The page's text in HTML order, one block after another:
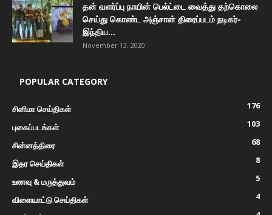
தன் வளர்ப்பு நாயின் பெல்ட்டை வைத்து தற்கொலை
செய்து கொண்ட அஞ்சான் திரைப்படம் நடிகர்-
இந்திய...
November 13, 2020
POPULAR CATEGORY
சினிமா செய்திகள்
176
புகைப்படங்கள்
103
சின்னத்திரை
68
இதர செய்திகள்
8
உணவு & மருத்துவம்
5
விளையாட்டு செய்திகள்
4